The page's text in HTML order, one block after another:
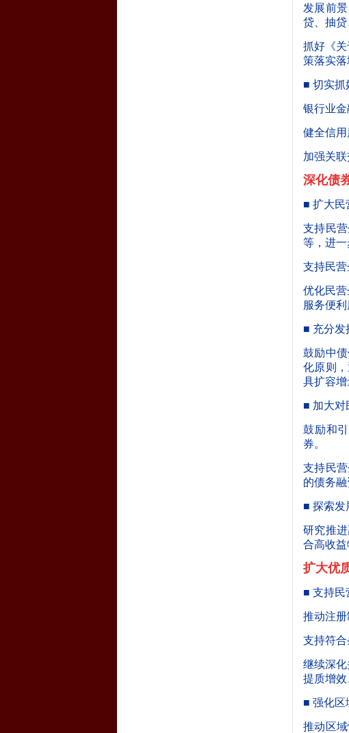
发展前
贷、抽贷
抓好《
策落实
■ 切实抓
银行业金
健全信
加强关
深化债
■ 扩大民
支持民
等，进一
支持民营
优化民
服务便利
■ 充分发
鼓励中
化原则
具扩容增
■ 加大对
鼓励和
券。
支持民
的债务融
■ 探索发
研究推
合高收益
扩大优
■ 支持民
推动注册
支持符合
继续深
提质增效
■ 强化区
推动区